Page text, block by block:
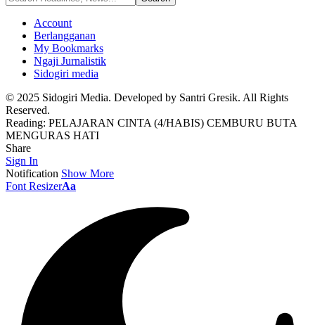
Account
Berlangganan
My Bookmarks
Ngaji Jurnalistik
Sidogiri media
© 2025 Sidogiri Media. Developed by Santri Gresik. All Rights
Reserved.
Reading: PELAJARAN CINTA (4/HABIS) CEMBURU BUTA
MENGURAS HATI
Share
Sign In
Notification Show More
Font ResizerAa